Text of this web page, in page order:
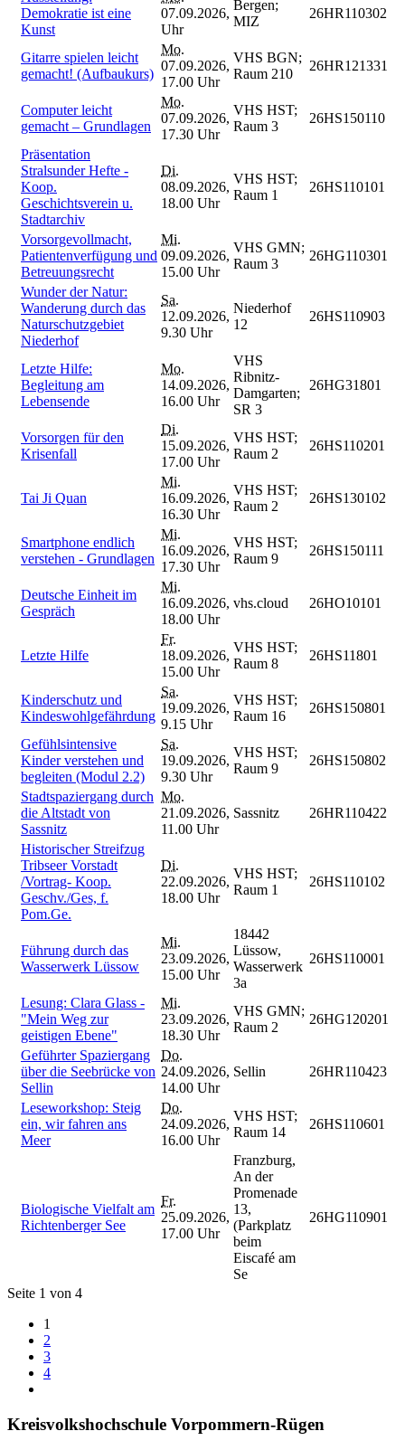
Demokratie ist eine
Kunst
07.09.2026,
Uhr
Bergen;
MIZ
26HR110302
Gitarre spielen leicht
gemacht! (Aufbaukurs)
Mo.
07.09.2026,
17.00 Uhr
VHS BGN;
Raum 210
26HR121331
Computer leicht
gemacht – Grundlagen
Mo.
07.09.2026,
17.30 Uhr
VHS HST;
Raum 3
26HS150110
Präsentation
Stralsunder Hefte -
Koop.
Geschichtsverein u.
Stadtarchiv
Di.
08.09.2026,
18.00 Uhr
VHS HST;
Raum 1
26HS110101
Vorsorgevollmacht,
Patientenverfügung und
Betreuungsrecht
Mi.
09.09.2026,
15.00 Uhr
VHS GMN;
Raum 3
26HG110301
Wunder der Natur:
Wanderung durch das
Naturschutzgebiet
Niederhof
Sa.
12.09.2026,
9.30 Uhr
Niederhof
12
26HS110903
Letzte Hilfe:
Begleitung am
Lebensende
Mo.
14.09.2026,
16.00 Uhr
VHS
Ribnitz-
Damgarten;
SR 3
26HG31801
Vorsorgen für den
Krisenfall
Di.
15.09.2026,
17.00 Uhr
VHS HST;
Raum 2
26HS110201
Tai Ji Quan
Mi.
16.09.2026,
16.30 Uhr
VHS HST;
Raum 2
26HS130102
Smartphone endlich
verstehen - Grundlagen
Mi.
16.09.2026,
17.30 Uhr
VHS HST;
Raum 9
26HS150111
Deutsche Einheit im
Gespräch
Mi.
16.09.2026,
18.00 Uhr
vhs.cloud 26HO10101
Letzte Hilfe
Fr.
18.09.2026,
15.00 Uhr
VHS HST;
Raum 8
26HS11801
Kinderschutz und
Kindeswohlgefährdung
Sa.
19.09.2026,
9.15 Uhr
VHS HST;
Raum 16
26HS150801
Gefühlsintensive
Kinder verstehen und
begleiten (Modul 2.2)
Sa.
19.09.2026,
9.30 Uhr
VHS HST;
Raum 9
26HS150802
Stadtspaziergang durch
die Altstadt von
Sassnitz
Mo.
21.09.2026,
11.00 Uhr
Sassnitz 26HR110422
Historischer Streifzug
Tribseer Vorstadt
/Vortrag- Koop.
Geschv./Ges, f.
Pom.Ge.
Di.
22.09.2026,
18.00 Uhr
VHS HST;
Raum 1
26HS110102
Führung durch das
Wasserwerk Lüssow
Mi.
23.09.2026,
15.00 Uhr
18442
Lüssow,
Wasserwerk
3a
26HS110001
Lesung: Clara Glass -
"Mein Weg zur
geistigen Ebene"
Mi.
23.09.2026,
18.30 Uhr
VHS GMN;
Raum 2
26HG120201
Geführter Spaziergang
über die Seebrücke von
Sellin
Do.
24.09.2026,
14.00 Uhr
Sellin 26HR110423
Leseworkshop: Steig
ein, wir fahren ans
Meer
Do.
24.09.2026,
16.00 Uhr
VHS HST;
Raum 14
26HS110601
Biologische Vielfalt am
Richtenberger See
Fr.
25.09.2026,
17.00 Uhr
Franzburg,
An der
Promenade
13,
(Parkplatz
beim
Eiscafé am
Se
26HG110901
Seite 1 von 4
1
2
3
4
Kreisvolkshochschule Vorpommern-Rügen